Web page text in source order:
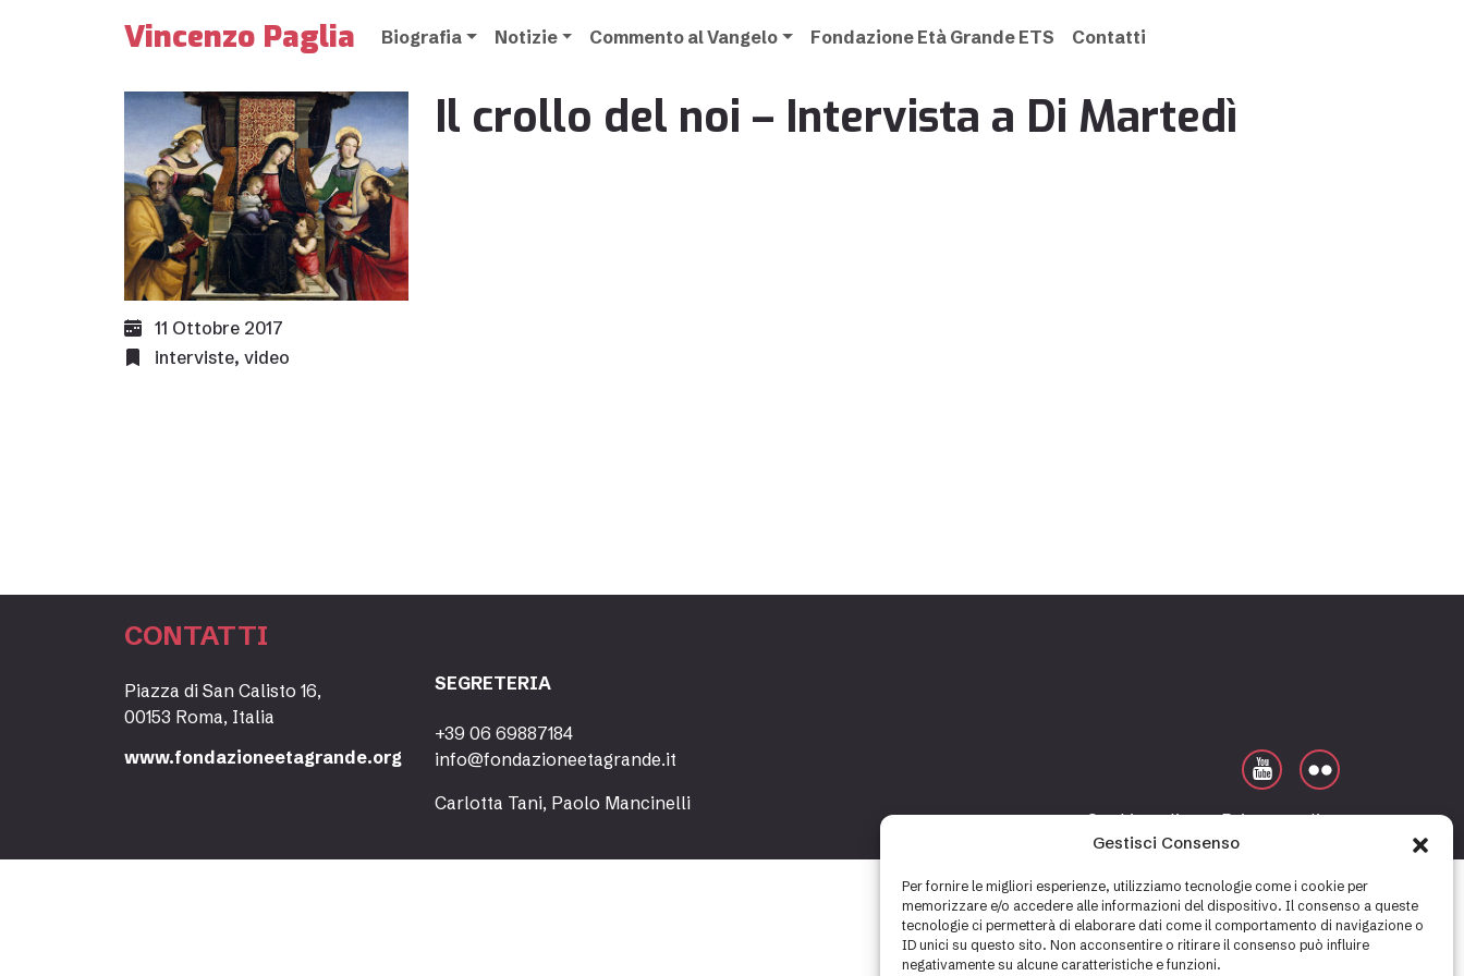
Gestisci Consenso
Per fornire le migliori esperienze, utilizziamo tecnologie come i cookie per
memorizzare e/o accedere alle informazioni del dispositivo. Il consenso a queste
tecnologie ci permetterà di elaborare dati come il comportamento di navigazione o
ID unici su questo sito. Non acconsentire o ritirare il consenso può influire
negativamente su alcune caratteristiche e funzioni.
Vincenzo Paglia Biografia Notizie Commento al Vangelo Fondazione Età Grande ETS Contatti
11 Ottobre 2017
interviste, video
Il crollo del noi – Intervista a Di Martedì
CONTATTI
Piazza di San Calisto 16,
00153 Roma, Italia
www.fondazioneetagrande.org
SEGRETERIA
+39 06 69887184
info@fondazioneetagrande.it
Carlotta Tani, Paolo Mancinelli
Cookie policy
Privacy policy